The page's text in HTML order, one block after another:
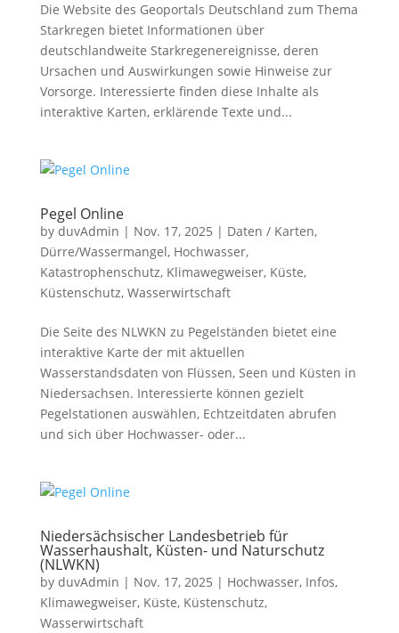
Die Website des Geoportals Deutschland zum Thema
Starkregen bietet Informationen über
deutschlandweite Starkregenereignisse, deren
Ursachen und Auswirkungen sowie Hinweise zur
Vorsorge. Interessierte finden diese Inhalte als
interaktive Karten, erklärende Texte und...
Pegel Online
by duvAdmin | Nov. 17, 2025 | Daten / Karten,
Dürre/Wassermangel, Hochwasser,
Katastrophenschutz, Klimawegweiser, Küste,
Küstenschutz, Wasserwirtschaft
Die Seite des NLWKN zu Pegelständen bietet eine
interaktive Karte der mit aktuellen
Wasserstandsdaten von Flüssen, Seen und Küsten in
Niedersachsen. Interessierte können gezielt
Pegelstationen auswählen, Echtzeitdaten abrufen
und sich über Hochwasser- oder...
Niedersächsischer Landesbetrieb für
Wasserhaushalt, Küsten- und Naturschutz
(NLWKN)
by duvAdmin | Nov. 17, 2025 | Hochwasser, Infos,
Klimawegweiser, Küste, Küstenschutz,
Wasserwirtschaft